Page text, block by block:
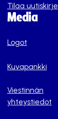
Tilaa uutiskirje
Media
Logot
Kuvapankki
Viestinnän
yhteystiedot